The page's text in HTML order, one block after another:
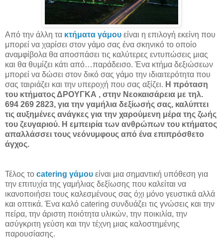
Από την άλλη τα κτήματα γάμου είναι η επιλογή εκείνη που
μπορεί να χαρίσει στον γάμο σας ένα σκηνικό το οποίο
αναμφίβολα θα αποσπάσει τις καλύτερες εντυπώσεις μιας
και θα θυμίζει κάτι από…παράδεισο. Ένα κτήμα δεξιώσεων
μπορεί να δώσει στον δικό σας γάμο την ιδιαιτερότητα που
σας ταιριάζει και την υπεροχή που σας αξίζει. Η πρόταση
του κτήματος ΔΡΟΥΓΚΑ , στην Νεοκαισάρεια με τηλ.
694 269 2823, για την γαμήλια δεξίωσής σας, καλύπτει
τις αυξημένες ανάγκες για την χαρούμενη μέρα της ζωής
του ζευγαριού. Η εμπειρία των ανθρώπων του κτήματος
απαλλάσσει τους νεόνυμφους από ένα επιπρόσθετο
άγχος.
Τέλος το catering γάμου είναι μια σημαντική υπόθεση για
την επιτυχία της γαμήλιας δεξίωσης που καλείται να
ικανοποιήσει τους καλεσμένους σας όχι μόνο γευστικά αλλά
και οπτικά. Ένα καλό catering συνδυάζει τις γνώσεις και την
πείρα, την άριστη ποιότητα υλικών, την ποικιλία, την
ασύγκριτη γεύση και την τέχνη μιας καλοστημένης
παρουσίασης.